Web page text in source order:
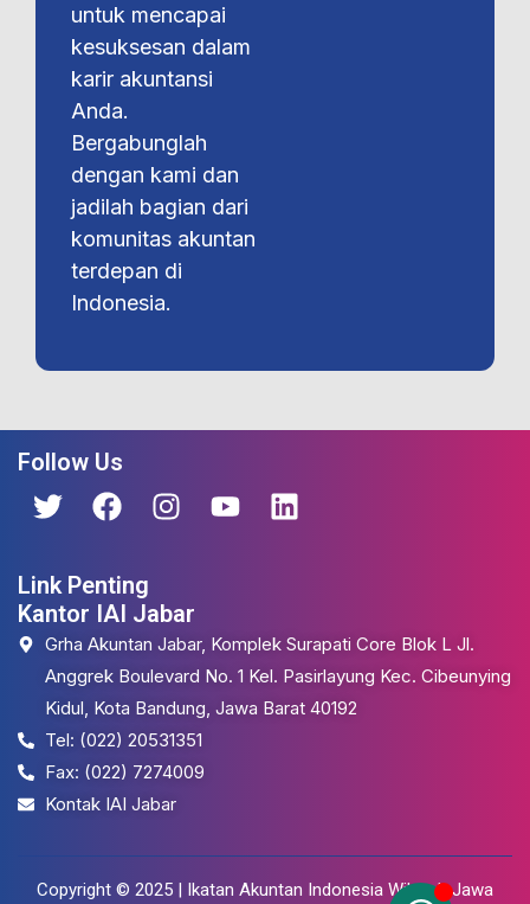
untuk mencapai
kesuksesan dalam
karir akuntansi
Anda.
Bergabunglah
dengan kami dan
jadilah bagian dari
komunitas akuntan
terdepan di
Indonesia.
Follow Us
Link Penting
Kantor IAI Jabar
Grha Akuntan Jabar, Komplek Surapati Core Blok L Jl.
Anggrek Boulevard No. 1 Kel. Pasirlayung Kec. Cibeunying
Kidul, Kota Bandung, Jawa Barat 40192
Tel: (022) 20531351
Fax: (022) 7274009
Kontak IAI Jabar
Copyright © 2025 | Ikatan Akuntan Indonesia Wilayah Jawa